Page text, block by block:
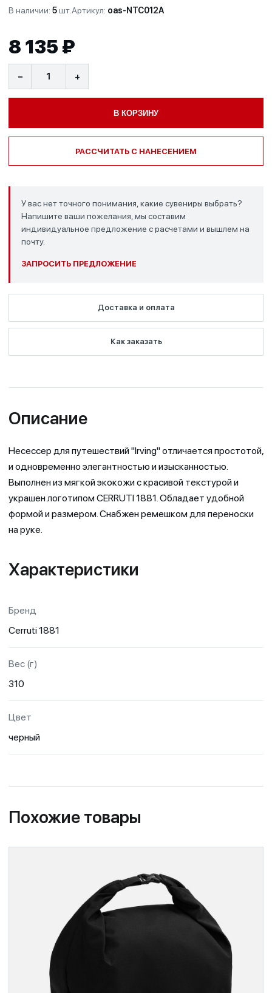
В наличии: 5шт.Артикул: oas-NTC012A
8 135 ₽
− +
В КОРЗИНУ
РАССЧИТАТЬ С НАНЕСЕНИЕМ
У вас нет точного понимания, какие сувениры выбрать?
Напишите ваши пожелания, мы составим
индивидуальное предложение с расчетами и вышлем на
почту.
ЗАПРОСИТЬ ПРЕДЛОЖЕНИЕ
Доставка и оплата
Как заказать
Описание
Несессер для путешествий "Irving" отличается простотой,
и одновременно элегантностью и изысканностью.
Выполнен из мягкой экокожи с красивой текстурой и
украшен логотипом CERRUTI 1881. Обладает удобной
формой и размером. Снабжен ремешком для переноски
на руке.
Характеристики
Бренд
Cerruti 1881
Вес (г)
310
Цвет
черный
Похожие товары